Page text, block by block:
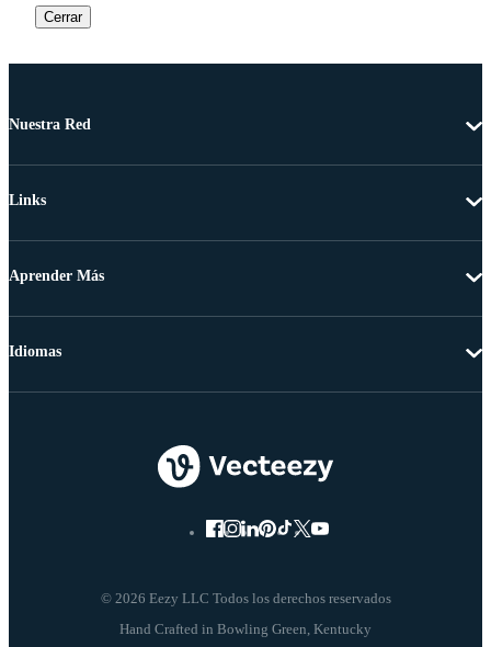
Cerrar
Nuestra Red
Links
Aprender Más
© 2026 Eezy LLC Todos los derechos reservados
Idiomas